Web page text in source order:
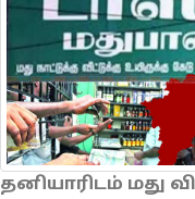
தனியாரிடம் மது